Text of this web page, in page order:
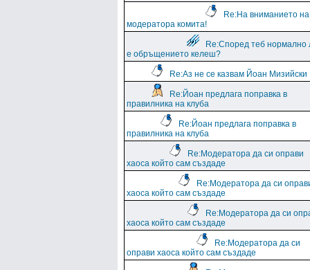
Re:На вниманието на
модератора комита!
Re:Според теб нормално
е обръщението келеш?
Re:Аз не се казвам Йоан Мизийски
Re:Йоан предлага поправка в
правилника на клуба
Re:Йоан предлага поправка в
правилника на клуба
Re:Модератора да си оправи
хаоса който сам създаде
Re:Модератора да си
хаоса който сам създаде
Re:Модератора да си
хаоса който сам създаде
Re:Модератора да си
оправи хаоса който сам създаде